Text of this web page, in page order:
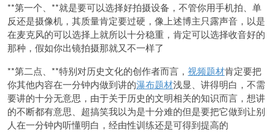
**第一个、**就是要可以选择好拍摄设备，不管你用手机拍、单
反还是摄像机，其质量肯定要过硬，像上述博主只露声音，以是
在麦克风的可以选择上就所以十分稳重，肯定可以选择收音好的
那种，假如你出镜拍摄那就又不一样了
**第二点、**特别对历史文化的创作者而言， 视频题材肯定要把
你其他内容在一分钟内做到讲的瀑布题材浅显、讲得明白，不需
要讲的十分无意思，由于关于历史的文明相关的知识而言，想讲
的不断都有意思、超搞笑我以为是十分难的但是要把它做到让别
人在一分钟内听懂明白，经由性训练还是可得到提高的